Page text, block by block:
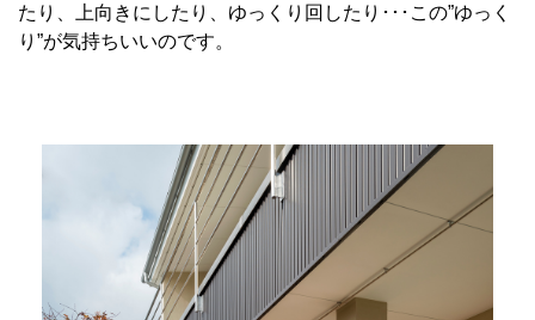
たり、上向きにしたり、ゆっくり回したり･･･この”ゆっく
り”が気持ちいいのです。